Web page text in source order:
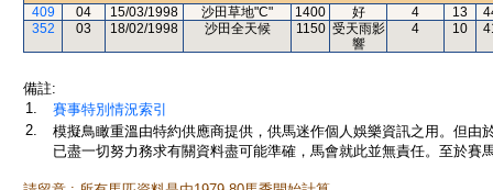
409
04 15/03/1998 沙田草地"C" 1400 好 4 13
352
03 18/02/1998 沙田全天候 1150 受天雨影
響
4 10
備註:
1.
賽事特別情況索引
2.
模擬鳥瞰重溫由特約供應商提供，供馬迷作個人娛樂資訊之用。但
已盡一切努力務求有關資料盡可能準確，馬會就此並無責任。至於賽